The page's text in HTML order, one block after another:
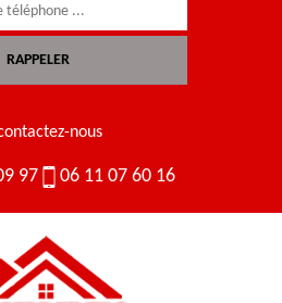
nous
97 06 11 07 60 16